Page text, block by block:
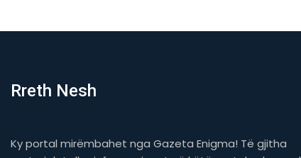
Rreth Nesh
Ky portal mirëmbahet nga Gazeta Enigma! Të gjitha